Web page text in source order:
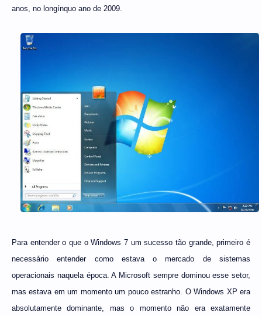
anos, no longínquo ano de 2009.
Para entender o que o Windows 7 um sucesso tão grande, primeiro é
necessário entender como estava o mercado de sistemas
operacionais naquela época. A Microsoft sempre dominou esse setor,
mas estava em um momento um pouco estranho. O Windows XP era
absolutamente dominante, mas o momento não era exatamente